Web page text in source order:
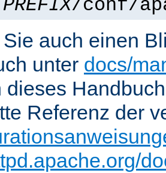
PREFIX/conf/
auch einen
unter docs/
dieses
Referenz der